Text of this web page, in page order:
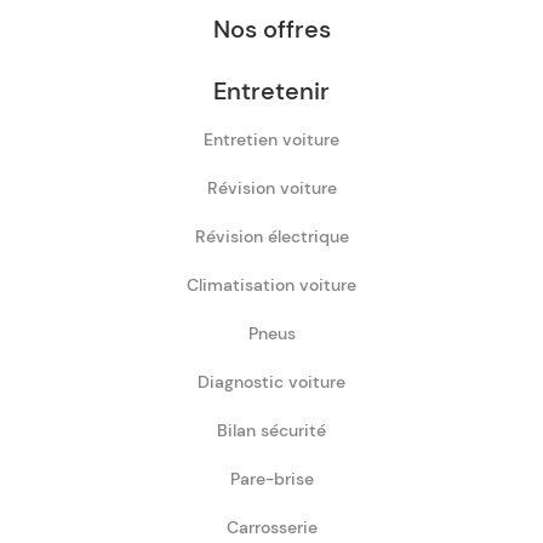
Nos offres
Entretenir
Entretien voiture
Révision voiture
Révision électrique
Climatisation voiture
Pneus
Diagnostic voiture
Bilan sécurité
Pare-brise
Carrosserie